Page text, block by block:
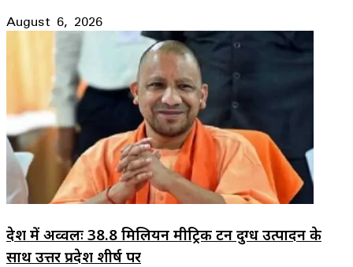
August 6, 2026
देश में अव्वलः 38.8 मिलियन मीट्रिक टन दुग्ध उत्पादन के
साथ उत्तर प्रदेश शीर्ष पर